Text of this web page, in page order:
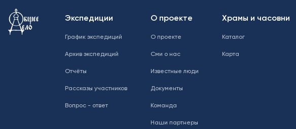
Меню в подвале
Экспедиции
График экспедиций
Архив экспедиций
Отчёты
Рассказы участников
Вопрос - ответ
О проекте
О проекте
Сми о нас
Известные люди
Документы
Команда
Наши партнеры
Храмы и часовни
Каталог
Карта